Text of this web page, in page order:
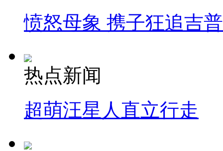
愤怒母象 携子狂追吉
热点新闻
超萌汪星人直立行走